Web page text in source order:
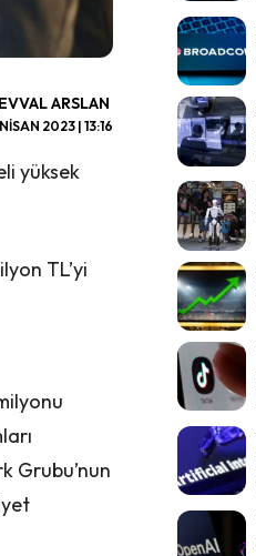
ARSLAN
2023 | 13:16
yüksek
TL’yi
Grubu’nun